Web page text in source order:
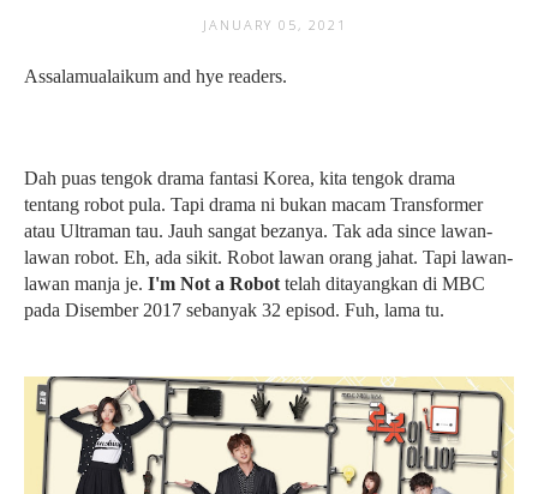
JANUARY 05, 2021
Assalamualaikum and hye readers.
Dah puas tengok drama fantasi Korea, kita tengok drama
tentang robot pula. Tapi drama ni bukan macam Transformer
atau Ultraman tau. Jauh sangat bezanya. Tak ada since lawan-
lawan robot. Eh, ada sikit. Robot lawan orang jahat. Tapi lawan-
lawan manja je. I'm Not a Robot telah ditayangkan di MBC
pada Disember 2017 sebanyak 32 episod. Fuh, lama tu.